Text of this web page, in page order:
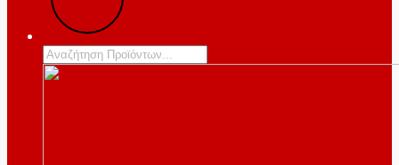
Products
search